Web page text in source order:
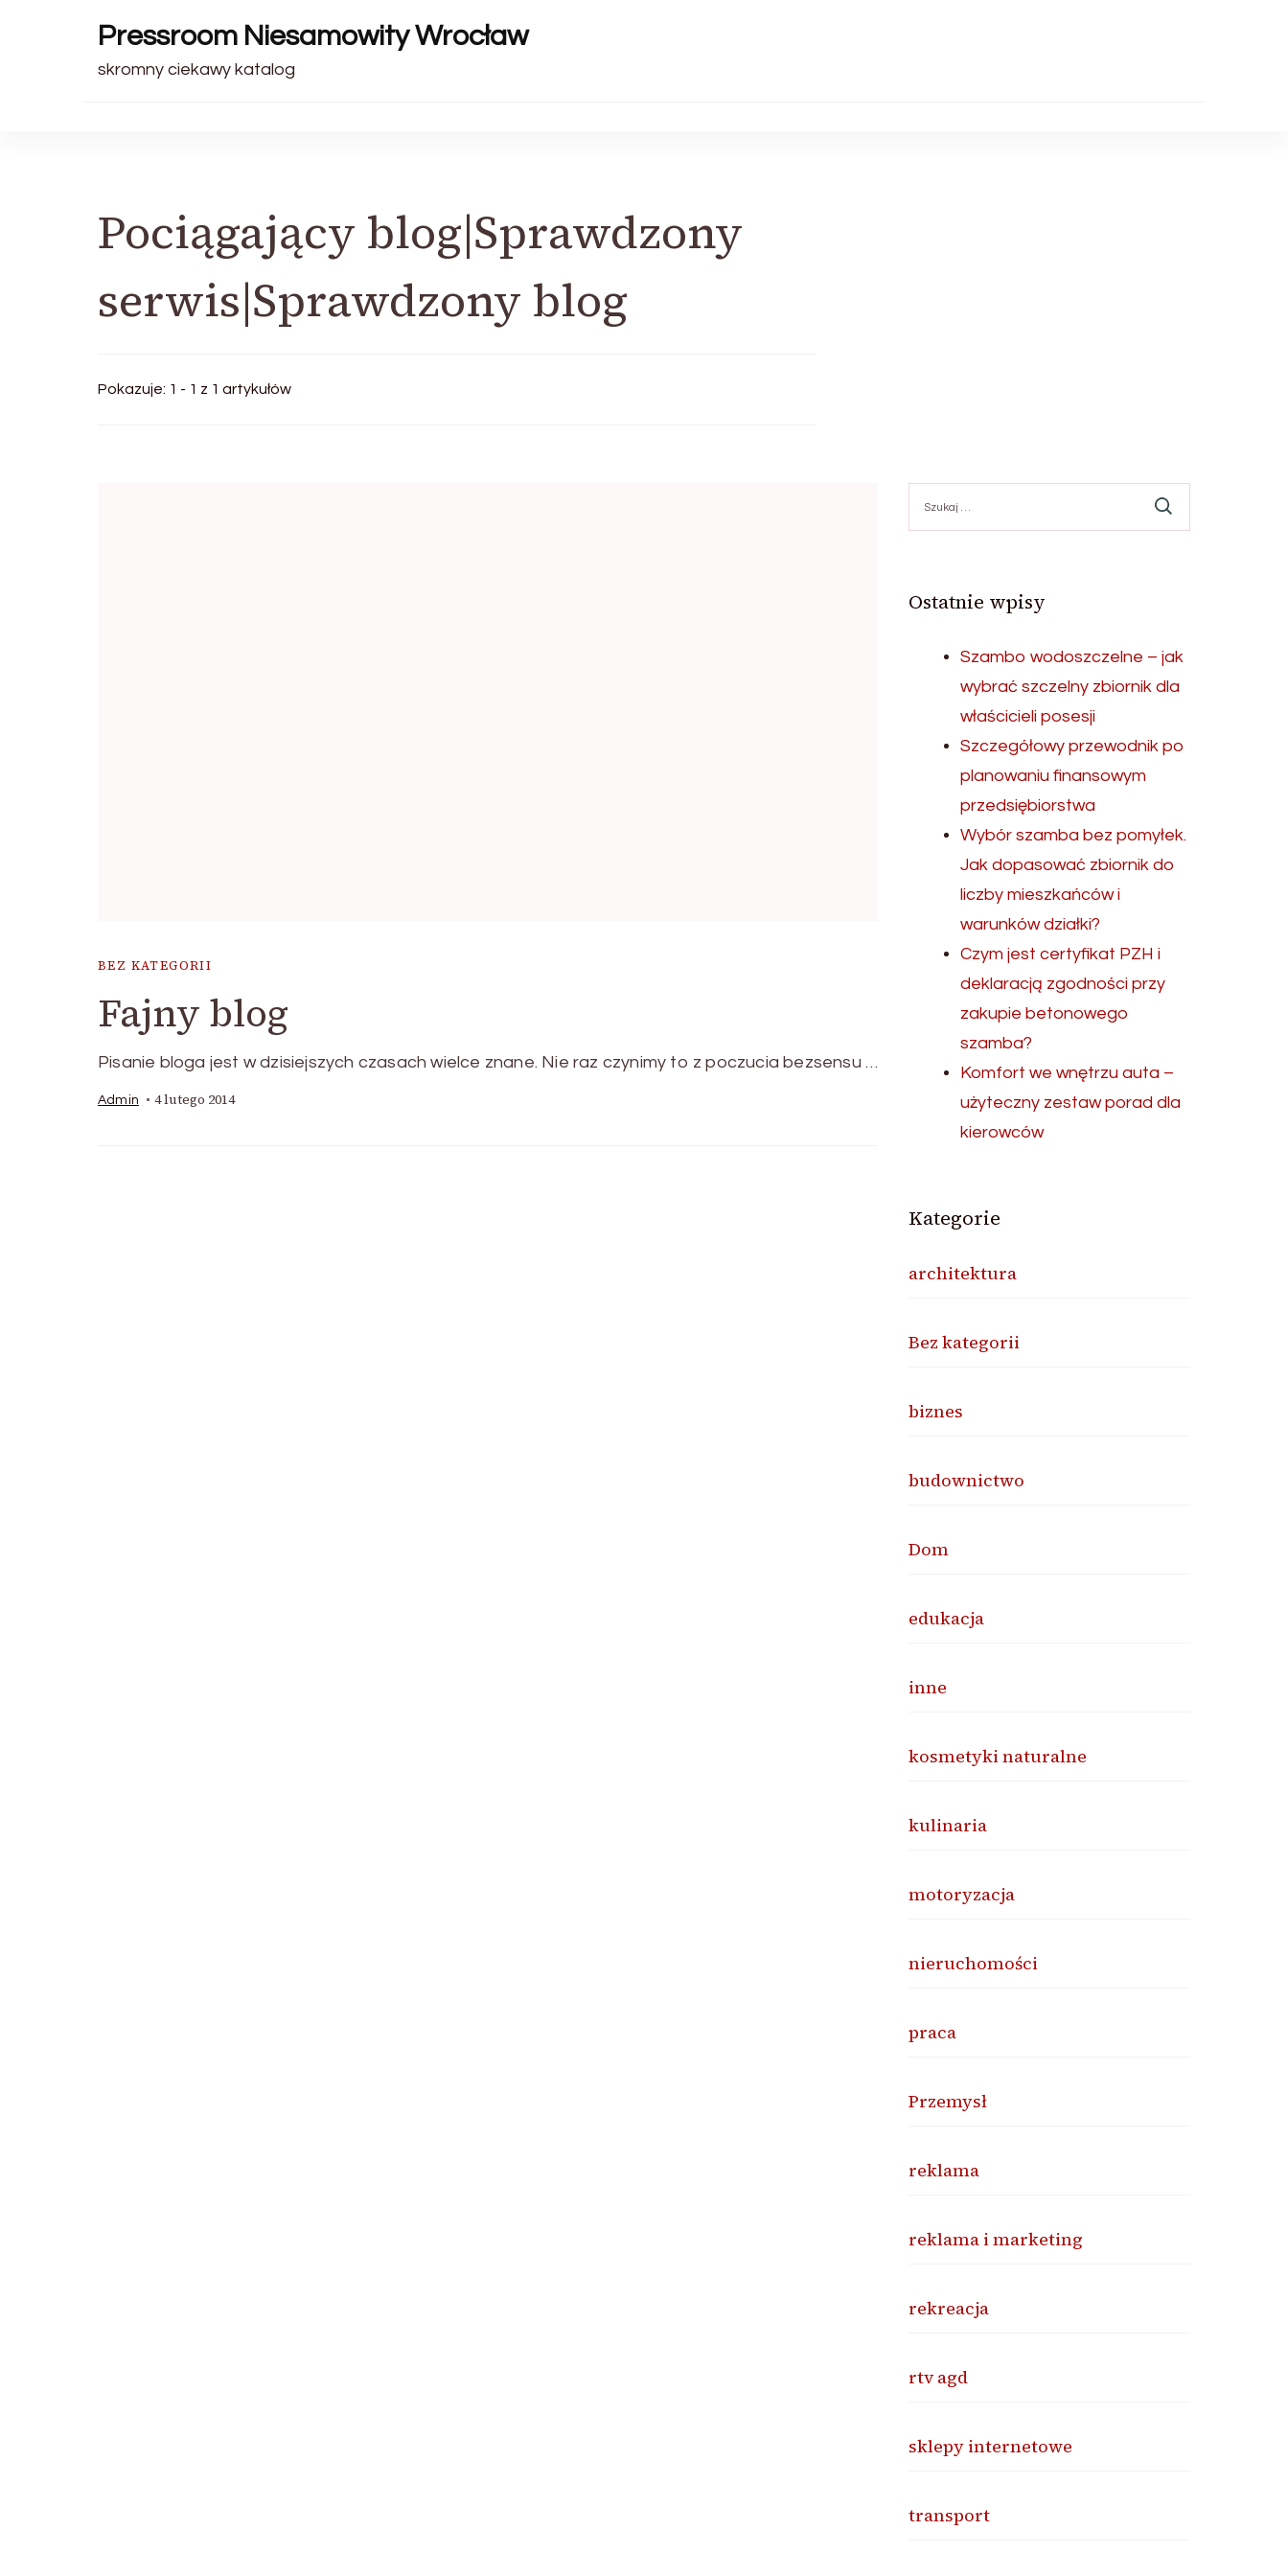
Pressroom Niesamowity Wrocław
skromny ciekawy katalog
Pociągający blog|Sprawdzony
serwis|Sprawdzony blog
Pokazuje: 1 - 1 z 1 artykułów
BEZ KATEGORII
Fajny blog
Pisanie bloga jest w dzisiejszych czasach wielce znane. Nie raz czynimy to z poczucia bezsensu …
Admin 4 lutego 2014
Ostatnie wpisy
Szambo wodoszczelne – jak
wybrać szczelny zbiornik dla
właścicieli posesji
Szczegółowy przewodnik po
planowaniu finansowym
przedsiębiorstwa
Wybór szamba bez pomyłek.
Jak dopasować zbiornik do
liczby mieszkańców i
warunków działki?
Czym jest certyfikat PZH i
deklaracją zgodności przy
zakupie betonowego
szamba?
Komfort we wnętrzu auta –
użyteczny zestaw porad dla
kierowców
Kategorie
architektura
Bez kategorii
biznes
budownictwo
Dom
edukacja
inne
kosmetyki naturalne
kulinaria
motoryzacja
nieruchomości
praca
Przemysł
reklama
reklama i marketing
rekreacja
rtv agd
sklepy internetowe
transport